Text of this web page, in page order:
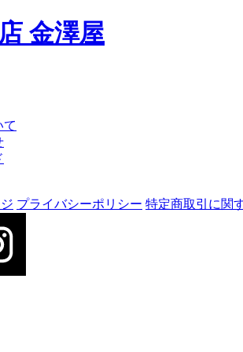
金澤屋
て
プライバシーポリシー 特定商取引に関